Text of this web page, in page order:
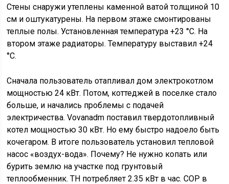
Стены снаружи утеплены каменной ватой толщиной 10
см и оштукатурены. На первом этаже смонтированы
теплые полы. Установленная температура +23 °C. На
втором этаже радиаторы. Температуру выставил +24
°C.
Сначала пользователь отапливал дом электрокотлом
мощностью 24 кВт. Потом, коттеджей в поселке стало
больше, и начались проблемы с подачей
электричества. Vovanadm поставил твердотопливный
котел мощностью 30 кВт. Но ему быстро надоело быть
кочегаром. В итоге пользователь установил тепловой
насос «воздух-вода». Почему? Не нужно копать или
бурить землю на участке под грунтовый
теплообменник. ТН потребляет 2.35 кВт в час. СОР в